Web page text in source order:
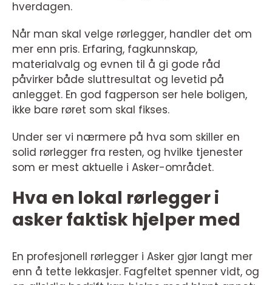
hverdagen.
Når man skal velge rørlegger, handler det om
mer enn pris. Erfaring, fagkunnskap,
materialvalg og evnen til å gi gode råd
påvirker både sluttresultat og levetid på
anlegget. En god fagperson ser hele boligen,
ikke bare røret som skal fikses.
Under ser vi nærmere på hva som skiller en
solid rørlegger fra resten, og hvilke tjenester
som er mest aktuelle i Asker-området.
Hva en lokal rørlegger i
asker faktisk hjelper med
En profesjonell rørlegger i Asker gjør langt mer
enn å tette lekkasjer. Fagfeltet spenner vidt, og